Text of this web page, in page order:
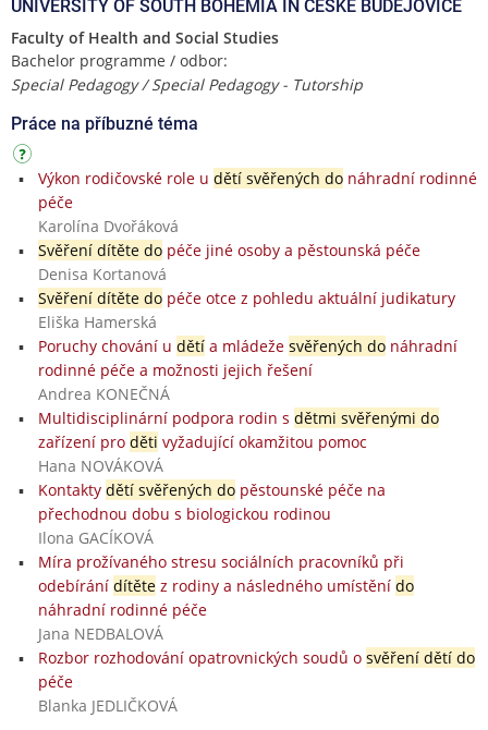
UNIVERSITY OF SOUTH BOHEMIA IN ČESKÉ BUDĚJOVICE
Faculty of Health and Social Studies
Bachelor programme / odbor:
Special Pedagogy / Special Pedagogy - Tutorship
Práce na příbuzné téma
Výkon rodičovské role u dětí svěřených donáhradní rodinné
péče
Karolína Dvořáková
Svěření dítěte dopéče jiné osoby a pěstounská péče
Denisa Kortanová
Svěření dítěte dopéče otce z pohledu aktuální judikatury
Eliška Hamerská
Poruchy chování u dětía mládeže svěřených donáhradní
rodinné péče a možnosti jejich řešení
Andrea KONEČNÁ
Multidisciplinární podpora rodin s dětmi svěřenými do
zařízení pro děti vyžadující okamžitou pomoc
Hana NOVÁKOVÁ
Kontakty dětí svěřených dopěstounské péče na
přechodnou dobu s biologickou rodinou
Ilona GACÍKOVÁ
Míra prožívaného stresu sociálních pracovníků při
odebírání dítětez rodiny a následného umístění do
náhradní rodinné péče
Jana NEDBALOVÁ
Rozbor rozhodování opatrovnických soudů o svěření dětí do
péče
Blanka JEDLIČKOVÁ